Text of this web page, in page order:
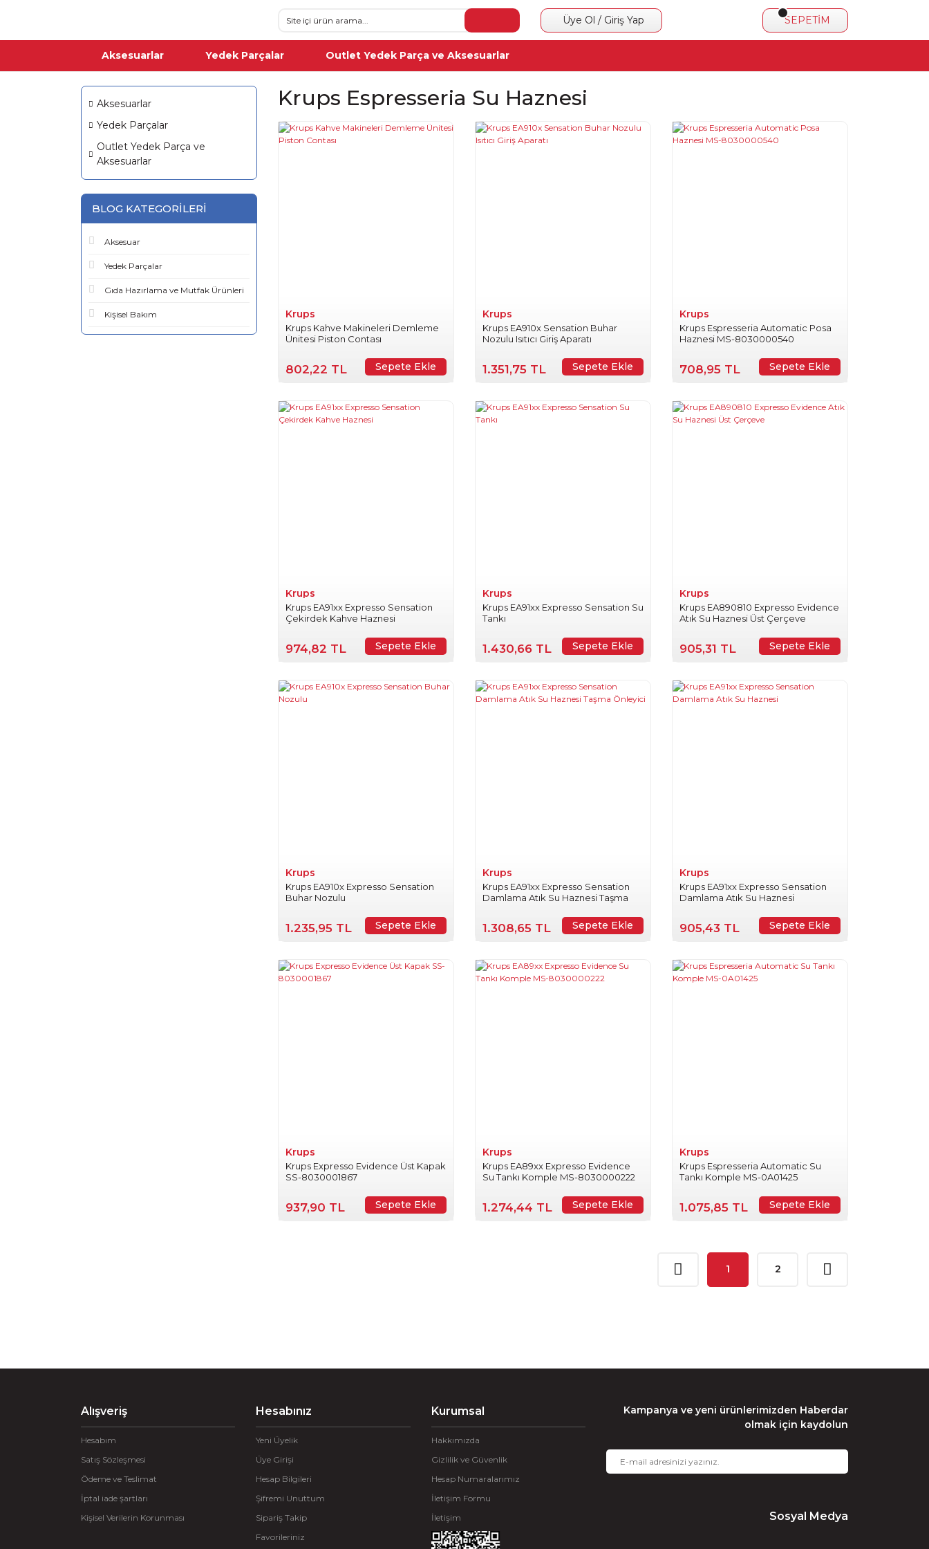
Üye Ol / Giriş Yap SEPETİM
Aksesuarlar Yedek Parçalar Outlet Yedek Parça ve Aksesuarlar
Aksesuarlar
Yedek Parçalar
Outlet Yedek Parça ve
Aksesuarlar
BLOG KATEGORILERI
Aksesuar
Yedek Parçalar
Gıda Hazırlama ve Mutfak Ürünleri
Kişisel Bakım
Krups Espresseria Su Haznesi
Krups
Krups Kahve Makineleri Demleme
Ünitesi Piston Contası
802,22 TL Sepete Ekle
Krups
Krups EA910x Sensation Buhar
Nozulu Isıtıcı Giriş Aparatı
1.351,75 TL Sepete Ekle
Krups
Krups Espresseria Automatic Posa
Haznesi MS-8030000540
708,95 TL Sepete Ekle
Krups
Krups EA91xx Expresso Sensation
Çekirdek Kahve Haznesi
974,82 TL Sepete Ekle
Krups
Krups EA91xx Expresso Sensation Su
Tankı
1.430,66 TL Sepete Ekle
Krups
Krups EA890810 Expresso Evidence
Atık Su Haznesi Üst Çerçeve
905,31 TL Sepete Ekle
Krups
Krups EA910x Expresso Sensation
Buhar Nozulu
1.235,95 TL Sepete Ekle
Krups
Krups EA91xx Expresso Sensation
Damlama Atık Su Haznesi Taşma
1.308,65 TL Sepete Ekle
Krups
Krups EA91xx Expresso Sensation
Damlama Atık Su Haznesi
905,43 TL Sepete Ekle
Krups
Krups Expresso Evidence Üst Kapak
SS-8030001867
937,90 TL Sepete Ekle
Krups
Krups EA89xx Expresso Evidence
Su Tankı Komple MS-8030000222
1.274,44 TL Sepete Ekle
Krups
Krups Espresseria Automatic Su
Tankı Komple MS-0A01425
1.075,85 TL Sepete Ekle
1 2
Alışveriş
Hesabım
Satış Sözleşmesi
Ödeme ve Teslimat
İptal iade şartları
Kişisel Verilerin Korunması
Hesabınız
Yeni Üyelik
Üye Girişi
Hesap Bilgileri
Şifremi Unuttum
Sipariş Takip
Favorileriniz
Kurumsal
Hakkımızda
Gizlilik ve Güvenlik
Hesap Numaralarımız
İletişim Formu
İletişim
Kampanya ve yeni ürünlerimizden Haberdar
olmak için kaydolun
Sosyal Medya